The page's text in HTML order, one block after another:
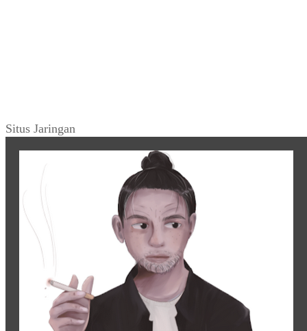
Situs Jaringan